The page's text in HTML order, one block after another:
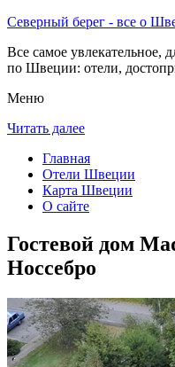
Северный берег - все о
Все самое увлекательное,
по Швеции: отели,
Меню
Читать далее
Главная
Отели Швеции
Карта Швеции
О сайте
Гостевой дом
Носсебро